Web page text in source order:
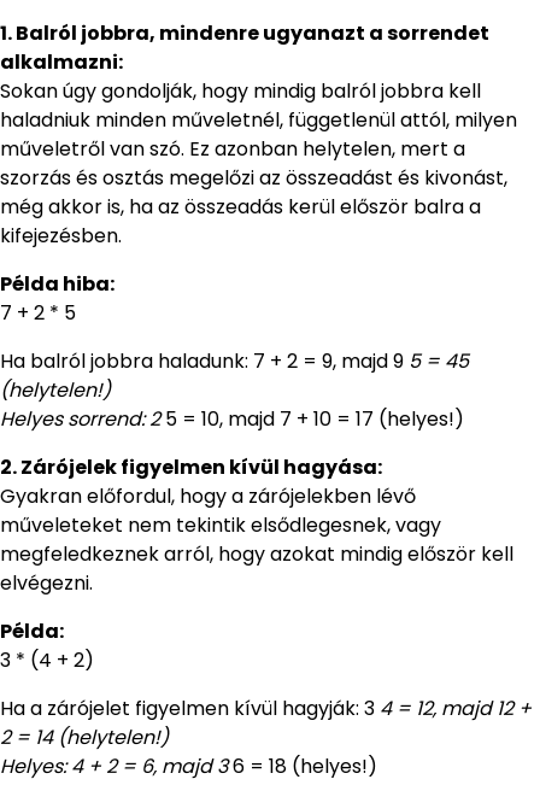
1. Balról jobbra, mindenre ugyanazt a sorrendet
alkalmazni:
Sokan úgy gondolják, hogy mindig balról jobbra kell
haladniuk minden műveletnél, függetlenül attól, milyen
műveletről van szó. Ez azonban helytelen, mert a
szorzás és osztás megelőzi az összeadást és kivonást,
még akkor is, ha az összeadás kerül először balra a
kifejezésben.
Példa hiba:
7 + 2 * 5
Ha balról jobbra haladunk: 7 + 2 = 9, majd 9 5 = 45
(helytelen!)
Helyes sorrend: 25 = 10, majd 7 + 10 = 17 (helyes!)
2. Zárójelek figyelmen kívül hagyása:
Gyakran előfordul, hogy a zárójelekben lévő
műveleteket nem tekintik elsődlegesnek, vagy
megfeledkeznek arról, hogy azokat mindig először kell
elvégezni.
Példa:
3 * (4 + 2)
Ha a zárójelet figyelmen kívül hagyják: 3 4 = 12, majd 12 +
2 = 14 (helytelen!)
Helyes: 4 + 2 = 6, majd 36 = 18 (helyes!)